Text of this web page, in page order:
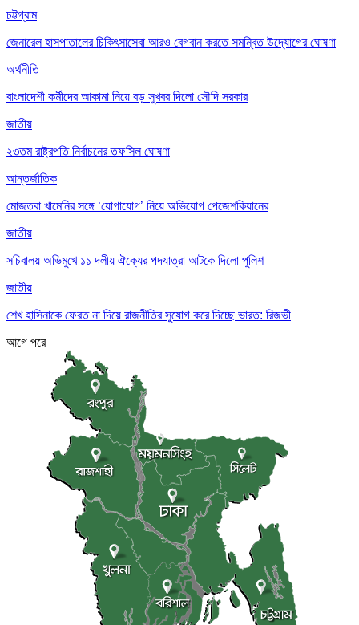
চট্টগ্রাম
জেনারেল হাসপাতালের চিকিৎসাসেবা আরও বেগবান করতে সমন্বিত উদ্যোগের ঘোষণা
অর্থনীতি
বাংলাদেশী কর্মীদের আকামা নিয়ে বড় সুখবর দিলো সৌদি সরকার
জাতীয়
২৩তম রাষ্ট্রপতি নির্বাচনের তফসিল ঘোষণা
আন্তর্জাতিক
মোজতবা খামেনির সঙ্গে ‘যোগাযোগ’ নিয়ে অভিযোগ পেজেশকিয়ানের
জাতীয়
সচিবালয় অভিমুখে ১১ দলীয় ঐক্যের পদযাত্রা আটকে দিলো পুলিশ
জাতীয়
শেখ হাসিনাকে ফেরত না দিয়ে রাজনীতির সুযোগ করে দিচ্ছে ভারত: রিজভী
আগে পরে